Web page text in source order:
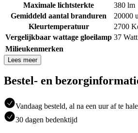
Maximale lichtsterkte
380 lm
Gemiddeld aantal branduren
20000
Kleurtemperatuur
2700
Vergelijkbaar wattage gloeilamp 37 Watt
Milieukenmerken
Lees meer
Bestel- en
Vandaag besteld, al na een uur af te
30 dagen bedenktijd